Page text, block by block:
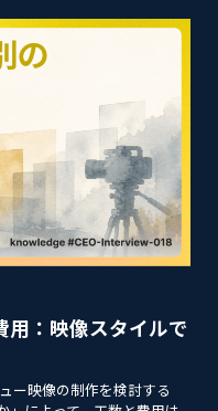
：映像スタイルで
ー映像の制作を検討する